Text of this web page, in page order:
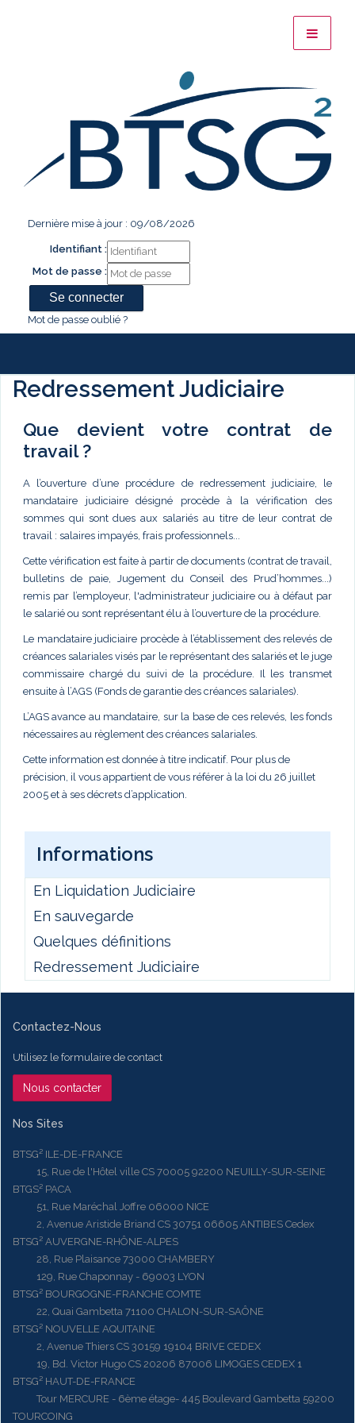
Dernière mise à jour : 09/08/2026
Identifiant :
Mot de passe :
Mot de passe oublié ?
Redressement Judiciaire
Que devient votre contrat de
travail ?
A l’ouverture d’une procédure de redressement judiciaire, le
mandataire judiciaire désigné procède à la vérification des
sommes qui sont dues aux salariés au titre de leur contrat de
travail : salaires impayés, frais professionnels...
Cette vérification est faite à partir de documents (contrat de travail,
bulletins de paie, Jugement du Conseil des Prud’hommes...)
remis par l’employeur, l'administrateur judiciaire ou à défaut par
le salarié ou sont représentant élu à l’ouverture de la procédure.
Le mandataire judiciaire procède à l’établissement des relevés de
créances salariales visés par le représentant des salariés et le juge
commissaire chargé du suivi de la procédure. Il les transmet
ensuite à l’AGS (Fonds de garantie des créances salariales).
L’AGS avance au mandataire, sur la base de ces relevés, les fonds
nécessaires au règlement des créances salariales.
Cette information est donnée à titre indicatif. Pour plus de
précision, il vous appartient de vous référer à la loi du 26 juillet
2005 et à ses décrets d’application.
Informations
En Liquidation Judiciaire
En sauvegarde
Quelques définitions
Redressement Judiciaire
Contactez-Nous
Utilisez le formulaire de contact
Nous contacter
Nos Sites
BTSG² ILE-DE-FRANCE
15, Rue de l'Hôtel ville CS 70005 92200 NEUILLY-SUR-SEINE
BTGS² PACA
51, Rue Maréchal Joffre 06000 NICE
2, Avenue Aristide Briand CS 30751 06605 ANTIBES Cedex
BTSG² AUVERGNE-RHÔNE-ALPES
28, Rue Plaisance 73000 CHAMBERY
129, Rue Chaponnay - 69003 LYON
BTSG² BOURGOGNE-FRANCHE COMTE
22, Quai Gambetta 71100 CHALON-SUR-SAÔNE
BTSG² NOUVELLE AQUITAINE
2, Avenue Thiers CS 30159 19104 BRIVE CEDEX
19, Bd. Victor Hugo CS 20206 87006 LIMOGES CEDEX 1
BTSG² HAUT-DE-FRANCE
Tour MERCURE - 6ème étage- 445 Boulevard Gambetta 59200
TOURCOING